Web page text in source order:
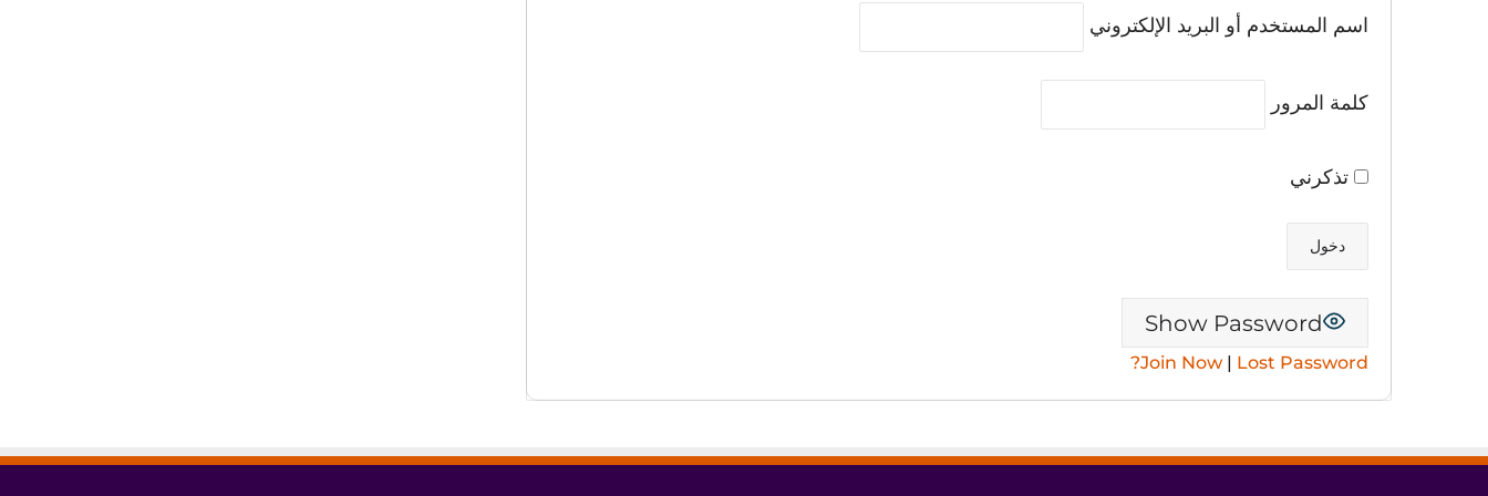
اسم المستخدم أو البريد الإلكتروني
كلمة المرور
تذكرني
Show Password
Join Now | Lost Password?